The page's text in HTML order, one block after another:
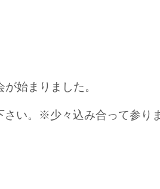
始まりました。
さい。※少々込み合って参り